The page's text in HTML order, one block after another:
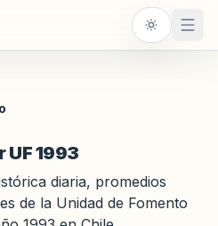
UF 1993
diaria, promedios
de la Unidad de Fomento